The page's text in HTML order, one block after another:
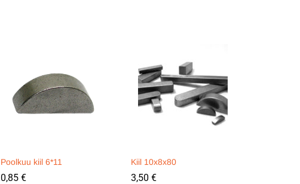
Poolkuu kiil 6*11
0,85 €
0,85 €
Kiil 10x8x80
3,50 €
3,50 €